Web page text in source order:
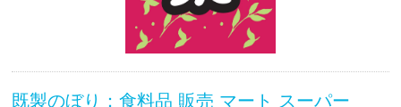
既製のぼり：食料品 販売 マート スーパー